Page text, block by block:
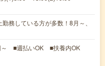
務している方が多数！8月～、
～ ■週払いOK ■扶養内OK